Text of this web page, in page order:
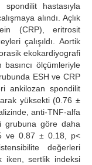
hastasıyla
alındı. Açlık
(CRP), eritrosit
çalışıldı. Aortik
ekokardiyografi
ölçümleriyle
ESH ve CRP
ankilozan spondilit
yüksekti (0.76 ±
anti-TNF-alfa
grubuna göre daha
ve 0.87 ± 0.18, p<
değerleri
iken, sertlik indeksi